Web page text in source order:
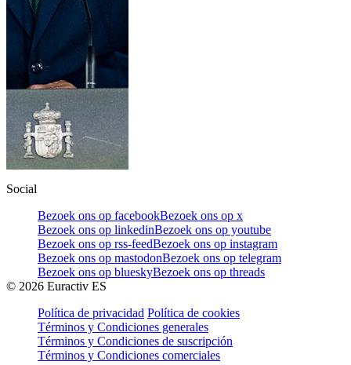
Social
Bezoek ons op facebookBezoek ons op x
Bezoek ons op linkedinBezoek ons op youtube
Bezoek ons op rss-feedBezoek ons op instagram
Bezoek ons op mastodonBezoek ons op telegram
Bezoek ons op blueskyBezoek ons op threads
© 2026 Euractiv ES
Política de privacidad Política de cookies
Términos y Condiciones generales
Términos y Condiciones de suscripción
Términos y Condiciones comerciales